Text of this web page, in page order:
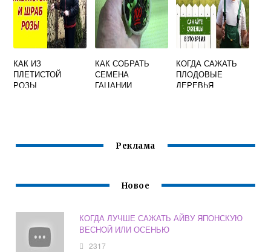
КАК ИЗ
ПЛЕТИСТОЙ
РОЗЫ
КАК СОБРАТЬ
СЕМЕНА
ГАЦАНИИ
КОГДА САЖАТЬ
ПЛОДОВЫЕ
ДЕРЕВЬЯ
Реклама
Новое
КОГДА ЛУЧШЕ САЖАТЬ АЙВУ ЯПОНСКУЮ
ВЕСНОЙ ИЛИ ОСЕНЬЮ
2317